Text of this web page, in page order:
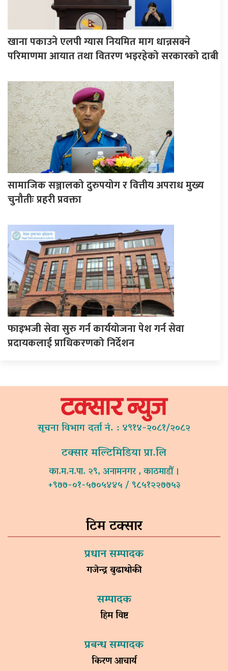
खाना पकाउने एलपी ग्यास नियमित माग धान्नसक्ने
परिमाणमा आयात तथा वितरण भइरहेको सरकारको दाबी
सामाजिक सञ्जालको दुरुपयोग र वित्तीय अपराध मुख्य
चुनौतीः प्रहरी प्रवक्ता
फाइभजी सेवा सुरु गर्न कार्ययोजना पेश गर्न सेवा
प्रदायकलाई प्राधिकरणको निर्देशन
सूचना विभाग दर्ता नं. : ४९१४-२०८१/२०८२
टक्सार मल्टिमिडिया प्रा.लि
का.म.न.पा. २९, अनामनगर , काठमाडौं ।
+९७७-०१-५७०५४४५ / ९८५१२२७७५३
टिम टक्सार
प्रधान सम्पादक
गजेन्द्र बुढाथोकी
सम्पादक
हिम विष्ट
प्रबन्ध सम्पादक
किरण आचार्य